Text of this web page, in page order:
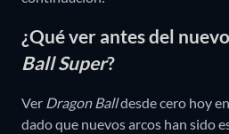
¿Qué ver antes del
Ball Super?
Ver Dragon Balldesde cero hoy
dado que nuevos arcos han sido